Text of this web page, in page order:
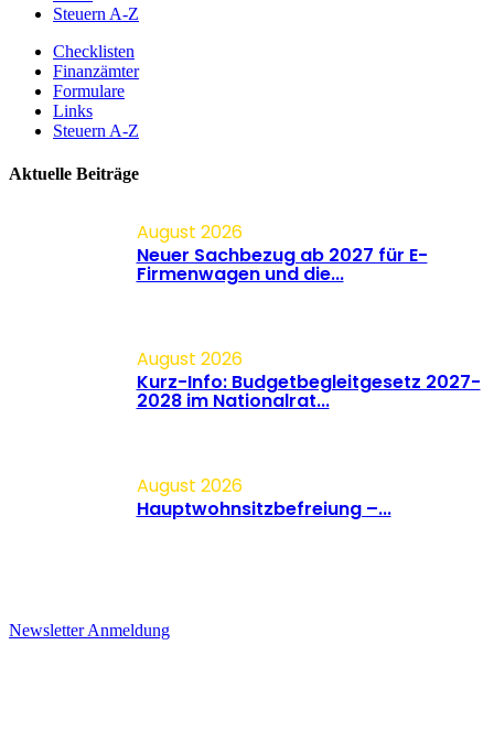
Steuern A-Z
Checklisten
Finanzämter
Formulare
Links
Steuern A-Z
Aktuelle Beiträge
August 2026
Neuer Sachbezug ab 2027 für E-
Firmenwagen und die...
August 2026
Kurz-Info: Budgetbegleitgesetz 2027-
2028 im Nationalrat...
August 2026
Hauptwohnsitz​­befreiung –...
Newsletter Anmeldung